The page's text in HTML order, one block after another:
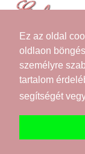
Ez az oldal
oldlaon
személyre
tartalom
segítségét
NŐI ÉS
Jockey férfi